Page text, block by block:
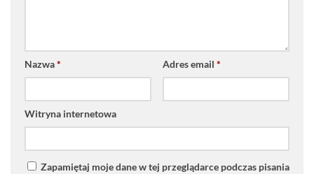
Nazwa* Adres email *
Witryna internetowa
Zapamiętaj moje dane w tej przeglądarce podczas pisania